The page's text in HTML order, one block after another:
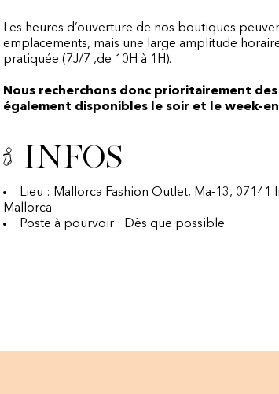
Les heures d’ouverture de nos boutiques
emplacements, mais une large amplitude
pratiquée (7J/7 ,de 10H à 1H).
Nous recherchons donc prioritairement
également disponibles le soir et le week-
Infos
Lieu : Mallorca Fashion Outlet, Ma-13, 07141
Mallorca
Poste à pourvoir : Dès que possible